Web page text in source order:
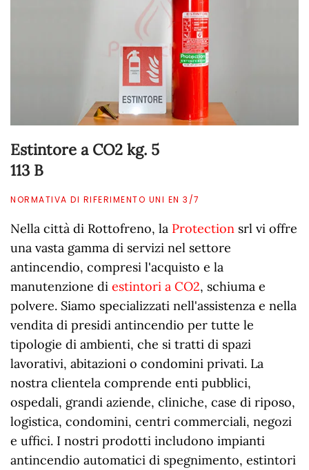
Estintore a CO2 kg. 5
113 B
NORMATIVA DI RIFERIMENTO UNI EN 3/7
Nella città di Rottofreno, la Protection srl vi offre
una vasta gamma di servizi nel settore
antincendio, compresi l'acquisto e la
manutenzione di estintori a CO2, schiuma e
polvere. Siamo specializzati nell'assistenza e nella
vendita di presidi antincendio per tutte le
tipologie di ambienti, che si tratti di spazi
lavorativi, abitazioni o condomini privati. La
nostra clientela comprende enti pubblici,
ospedali, grandi aziende, cliniche, case di riposo,
logistica, condomini, centri commerciali, negozi
e uffici. I nostri prodotti includono impianti
antincendio automatici di spegnimento, estintori